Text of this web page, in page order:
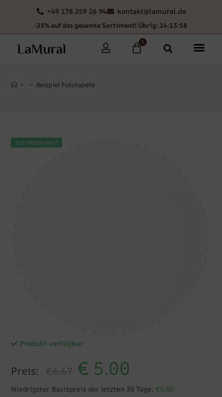
+49 178 259 26 94 kontakt@lamural.de
-25% auf das gesamte Sortiment! Übrig: 14:13:57
0
> > Beispiel Fototapete
BEFÖRDERUNG!
Produkt verfügbar
Preis: €6.67 € 5.00
Niedrigster Basispreis der letzten 30 Tage: €5.00